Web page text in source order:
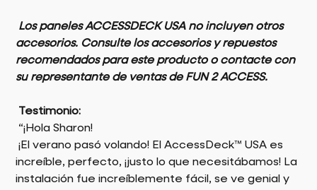
Los paneles ACCESSDECK USA no incluyen otros
accesorios. Consulte los accesorios y repuestos
recomendados para este producto o contacte con
su representante de ventas de FUN 2 ACCESS.
Testimonio:
“¡Hola Sharon!
¡El verano pasó volando! El AccessDeck™ USA es
increíble, perfecto, ¡justo lo que necesitábamos! La
instalación fue increíblemente fácil, se ve genial y